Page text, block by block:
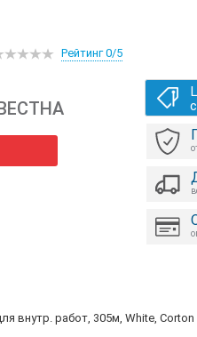
Рейтинг 0/5
внутр. работ, 305м, White, Corton